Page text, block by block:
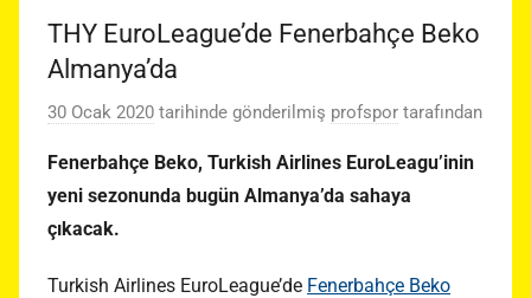
THY EuroLeague’de Fenerbahçe Beko
Almanya’da
30 Ocak 2020 tarihinde gönderilmiş profspor tarafından
Fenerbahçe Beko, Turkish Airlines EuroLeagu’inin
yeni sezonunda bugün Almanya’da sahaya
çıkacak.
Turkish Airlines EuroLeague’de Fenerbahçe Beko